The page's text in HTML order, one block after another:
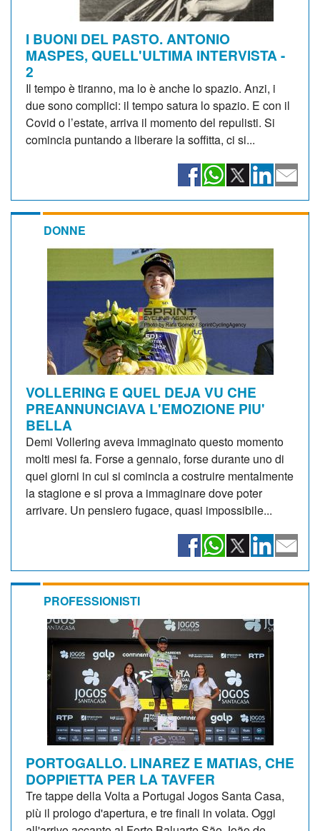
I BUONI DEL PASTO. ANTONIO
MASPES, QUELL'ULTIMA INTERVISTA -
2
Il tempo è tiranno, ma lo è anche lo spazio. Anzi, i
due sono complici: il tempo satura lo spazio. E con il
Covid o l’estate, arriva il momento del repulisti. Si
comincia puntando a liberare la soffitta, ci si...
DONNE
VOLLERING E QUEL DEJA VU CHE
PREANNUNCIAVA L'EMOZIONE PIU'
BELLA
Demi Vollering aveva immaginato questo momento
molti mesi fa. Forse a gennaio, forse durante uno di
quei giorni in cui si comincia a costruire mentalmente
la stagione e si prova a immaginare dove poter
arrivare. Un pensiero fugace, quasi impossibile...
PROFESSIONISTI
PORTOGALLO. LINAREZ E MATIAS, CHE
DOPPIETTA PER LA TAVFER
Tre tappe della Volta a Portugal Jogos Santa Casa,
più il prologo d'apertura, e tre finali in volata. Oggi